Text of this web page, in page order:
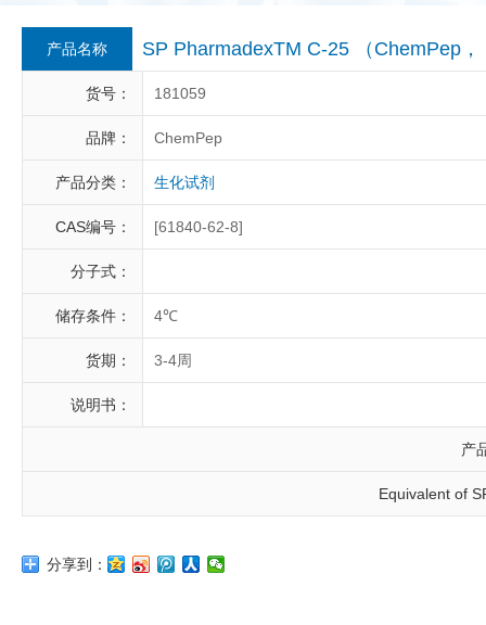
Berry & Associates
LGC Maine Standards
Abbexa AbD Serotec
产品名称 SP PharmadexTM C-25 （ChemPep
货号： 181059
品牌： ChemPep
产品分类： 生化试剂
CAS编号： [61840-62-8]
分子式：
储存条件： 4℃
货期： 3-4周
说明书：
产
Equivalent of
分享到：